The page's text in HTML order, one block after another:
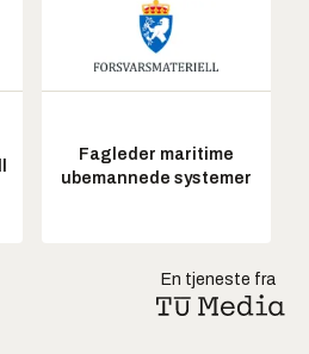
Fagleder maritime
ubemannede systemer
En tjeneste fra